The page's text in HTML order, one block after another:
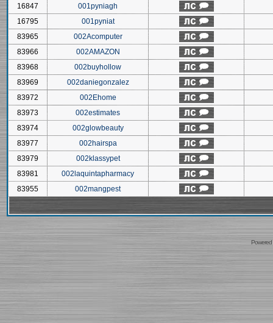
16847
001pyniagh
16795
001pyniat
83965
002Acomputer
83966
002AMAZON
83968
002buyhollow
83969
002daniegonzalez
83972
002Ehome
83973
002estimates
83974
002glowbeauty
83977
002hairspa
83979
002klassypet
83981
002laquintapharmacy
83955
002mangpest